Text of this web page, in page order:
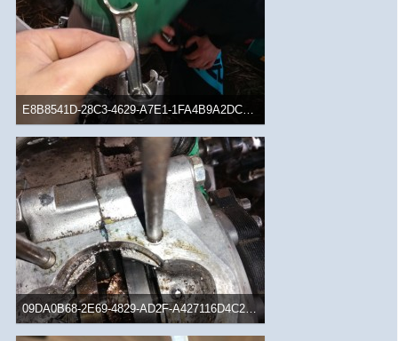
E8B8541D-28C3-4629-A7E1-1FA4B9A2DC93.jpeg
130,14 kB, 780×1.040, 1.253 mal angesehen
09DA0B68-2E69-4829-AD2F-A427116D4C2C.jpeg
233 kB, 780×1.040, 1.230 mal angesehen